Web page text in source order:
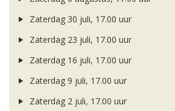
Zaterdag 30 juli, 17.00 uur
Zaterdag 23 juli, 17.00 uur
Zaterdag 16 juli, 17.00 uur
Zaterdag 9 juli, 17.00 uur
Zaterdag 2 juli, 17.00 uur